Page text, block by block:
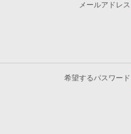
メールアドレス
希望するパスワード